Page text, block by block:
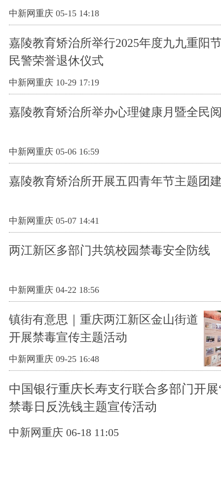
中新网重庆 05-15 14:18
嘉陵教育矫治所举行2025年度九九重阳
民警荣誉退休仪式
中新网重庆 10-29 17:19
嘉陵教育矫治所举办心理健康月暨全民
中新网重庆 05-06 16:59
嘉陵教育矫治所开展五四青年节主题团
中新网重庆 05-07 14:41
两江新区多部门共筑校园禁毒安全防线
中新网重庆 04-22 18:56
镇街有意思｜重庆两江新区金山街道
开展禁毒宣传主题活动
中新网重庆 09-25 16:48
中国银行重庆长寿支行联合多部门开展
禁毒日反洗钱主题宣传活动
中新网重庆 06-18 11:05